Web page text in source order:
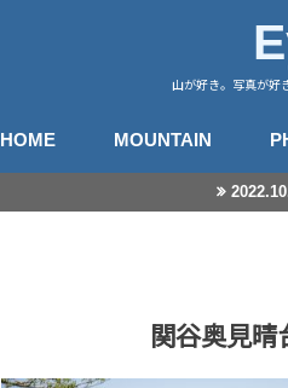
山が好き。写真が好
HOME MOUNTAIN
関谷奥見晴